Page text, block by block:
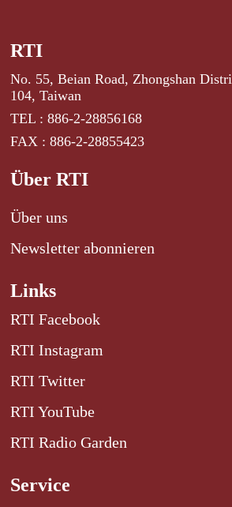
RTI
No. 55, Beian Road, Zhongshan
104, Taiwan
TEL : 886-2-28856168
FAX : 886-2-28855423
Über RTI
Über uns
Newsletter abonnieren
Links
RTI Facebook
RTI Instagram
RTI Twitter
RTI YouTube
RTI Radio Garden
Service